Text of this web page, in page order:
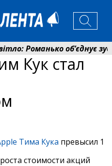
Романько об’єднує
спрямував 0,2 млрд грн
Кук стал
Тима Кука превысил 1
стоимости акций